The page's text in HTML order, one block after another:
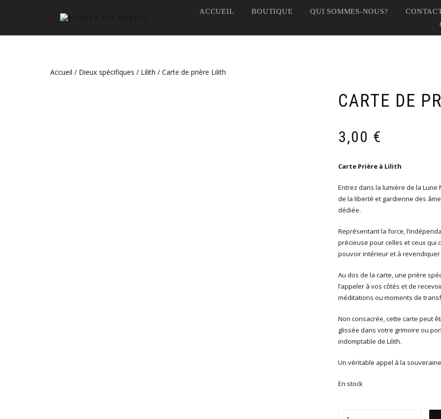
ACCUEIL BOUTIQUE QUI SOMMES-NOUS?
Accueil / Dieux spécifiques / Lilith / Carte de prière Lilith
CARTE DE
3,00 €
Carte Prière à Lilith
Entrez dans la lumière de la
de la liberté et gardienne des
dédiée.
Représentant la force,
précieuse pour celles et ceux qui
pouvoir intérieur et à
Au dos de la carte, une prière
l’appeler à vos côtés et de
méditations ou moments de
Non consacrée, cette carte peut
glissée dans votre grimoire ou
indomptable de Lilith.
Un véritable appel à la
En stock